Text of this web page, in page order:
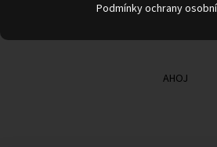
Podmínky ochrany
AHOJ